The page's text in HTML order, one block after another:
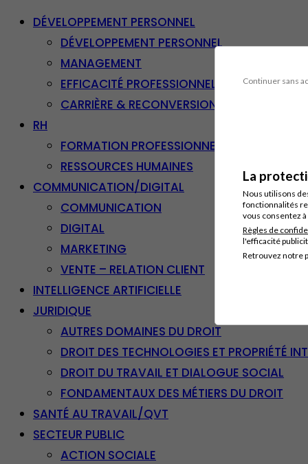
Continuer sans
La
Nous utilisons
fonctionnalités
vous consentez
Règles de
l'efficacité
Retrouvez notre
DÉVELOPPEMENT PERSONNEL
DÉVELOPPEMENT PERSONNEL
MANAGEMENT
EFFICACITÉ PROFESSIONNELLE
CARRIÈRE & RECONVERSION
RH
FORMATION PROFESSIONNELLE
RESSOURCES HUMAINES
COMMUNICATION/DIGITAL
COMMUNICATION
DIGITAL
MARKETING
VENTE – RELATION CLIENT
INTELLIGENCE ARTIFICIELLE
JURIDIQUE
AUTRES DOMAINES DU DROIT
DROIT DES TECHNOLOGIES ET PROPRIÉTÉ
DROIT DU TRAVAIL ET DIALOGUE SOCIAL
FONDAMENTAUX DES MÉTIERS DU DROIT
SANTÉ AU TRAVAIL/QVT
SECTEUR PUBLIC
ACTION SOCIALE